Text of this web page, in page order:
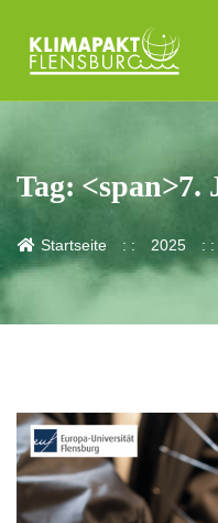
Tag: <span>7.
Startseite 2025